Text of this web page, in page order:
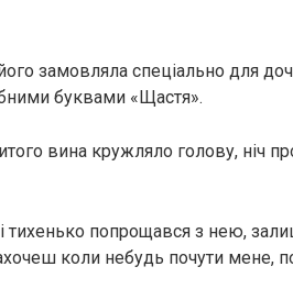
замовляла спеціально для
буквами «Щастя».
вина кружляло голову, ніч
і тихенько попрощався з нею,
коли небудь почути мене,